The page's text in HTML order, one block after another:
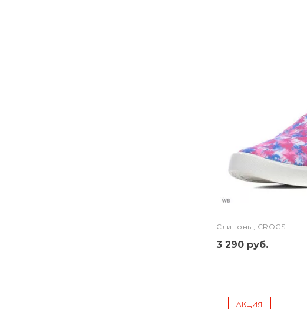
Слипоны, CROCS
3 290 руб.
АКЦИЯ